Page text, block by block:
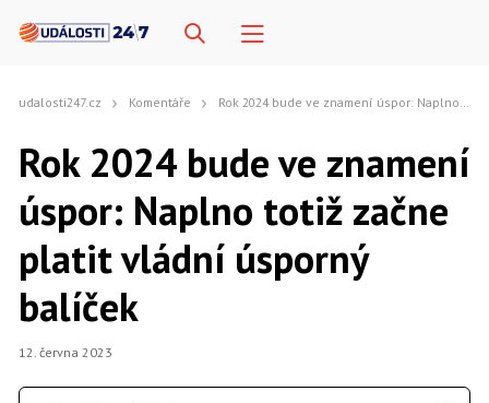
udalosti247.cz Komentáře Rok 2024 bude ve znamení úspor: Naplno totiž začne platit vládní úsporný balíček
Rok 2024 bude ve znamení
úspor: Naplno totiž začne
platit vládní úsporný
balíček
12. června 2023